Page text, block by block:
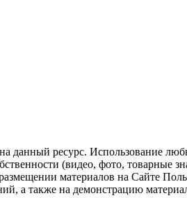
данный ресурс. Использование
(видео, фото, товарные
материалов на Сайте
а также на демонстрацию